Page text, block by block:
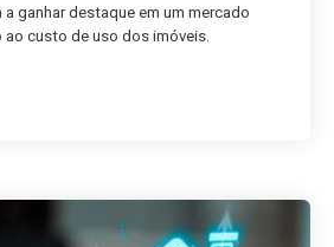
ganhar destaque em um mercado
ao custo de uso dos imóveis.